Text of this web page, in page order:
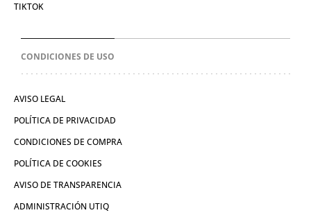
TIKTOK
CONDICIONES DE USO
AVISO LEGAL
POLÍTICA DE PRIVACIDAD
CONDICIONES DE COMPRA
POLÍTICA DE COOKIES
AVISO DE TRANSPARENCIA
ADMINISTRACIÓN UTIQ